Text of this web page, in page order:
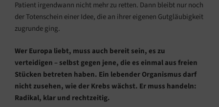
Patient irgendwann nicht mehr zu retten. Dann bleibt nur noch
der Totenschein einer Idee, die an ihrer eigenen Gutgläubigkeit
zugrunde ging.
Wer Europa liebt, muss auch bereit sein, es zu
verteidigen – selbst gegen jene, die es einmal aus freien
Stücken betreten haben. Ein lebender Organismus darf
nicht zusehen, wie der Krebs wächst. Er muss handeln:
Radikal, klar und rechtzeitig.